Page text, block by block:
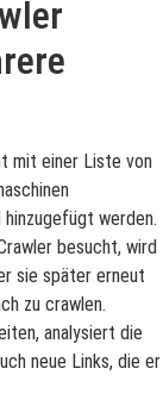
mit einer Liste von
werden.
besucht, wird
sie später erneut
zu crawlen.
analysiert die
neue Links, die er